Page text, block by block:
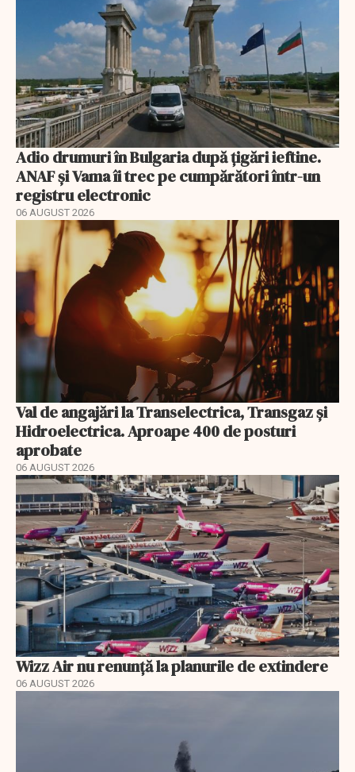
Adio drumuri în Bulgaria după țigări ieftine.
ANAF și Vama îi trec pe cumpărători într-un
registru electronic
06 AUGUST 2026
Val de angajări la Transelectrica, Transgaz și
Hidroelectrica. Aproape 400 de posturi
aprobate
06 AUGUST 2026
Wizz Air nu renunță la planurile de extindere
06 AUGUST 2026